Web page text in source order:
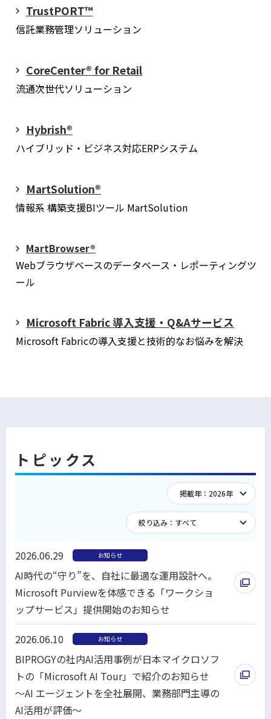
TrustPORT™
信託業務管理ソリューション
CoreCenter® for Retail
流通次世代ソリューション
Hybrish®
ハイブリッド・ビジネス対応ERPシステム
MartSolution®
情報系 構築支援BIツール MartSolution
MartBrowser®
Webブラウザベースのデータベース・レポーティングツ
ール
Microsoft Fabric 導入支援・Q&Aサービス
Microsoft Fabricの導入支援と技術的なお悩みを解決
トピックス
2026.06.29 お知らせ
AI時代の“守り”を、自社に最適な運用設計へ。
Microsoft Purviewを体感できる「ワークショ
ップサービス」提供開始のお知らせ
別
ウ
ィ
ン
ド
ウ
2026.06.10 お知らせ
BIPROGYの社内AI活用事例が日本マイクロソフ
トの「Microsoft AI Tour」で紹介のお知らせ
～AI エージェントを全社展開、業務部門主導の
AI活用が評価～